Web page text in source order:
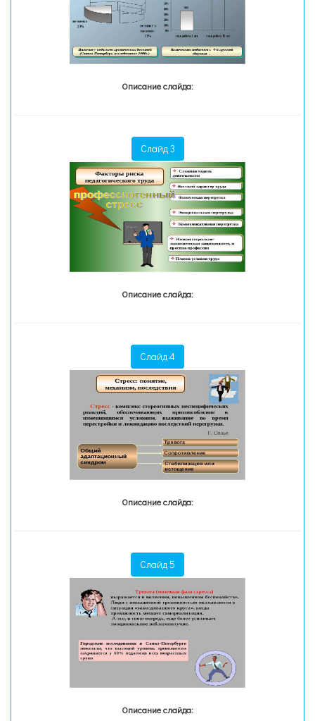
Описание слайда:
Слайд 3
Описание слайда:
Слайд 4
Описание слайда:
Слайд 5
Описание слайда: